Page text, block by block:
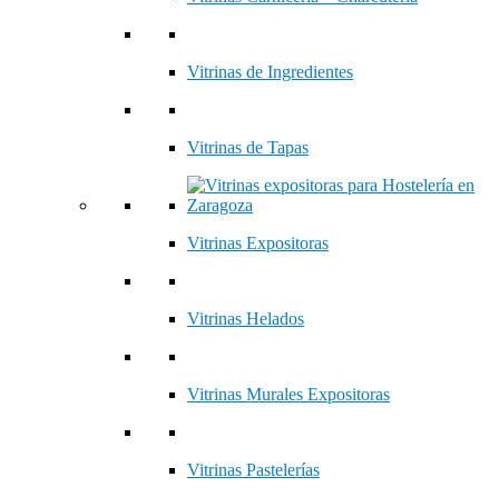
Vitrinas de Ingredientes
Vitrinas de Tapas
Vitrinas Expositoras
Vitrinas Helados
Vitrinas Murales Expositoras
Vitrinas Pastelerías